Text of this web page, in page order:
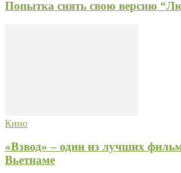
Попытка снять свою версию
Кино
«Взвод» – один из лучших
Вьетнаме